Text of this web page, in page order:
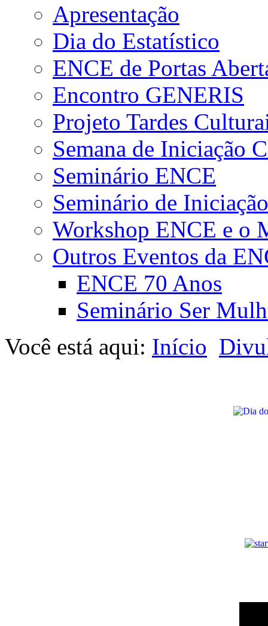
Apresentação
Dia do Estatístico
ENCE de Portas
Encontro GENERIS
Projeto Tardes
Semana de Iniciação
Seminário ENCE
Seminário de
Workshop ENCE e o
Outros Eventos da
ENCE 70 Anos
Seminário Ser
Você está aqui: Início